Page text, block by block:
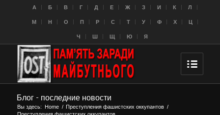
A Б В Г Д Е Ж З И К Л
M Н О П Р С Т У Ф Х Ц
Ч Ш Щ Ю Я
Блог - последние новости
Вы здесь: Home / Преступления фашистских оккупантов /